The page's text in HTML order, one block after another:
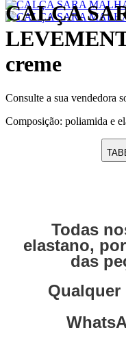
CALÇA
creme
Consulte a sua vendedora
Composição: poliamida e
Todas
elastano,
das